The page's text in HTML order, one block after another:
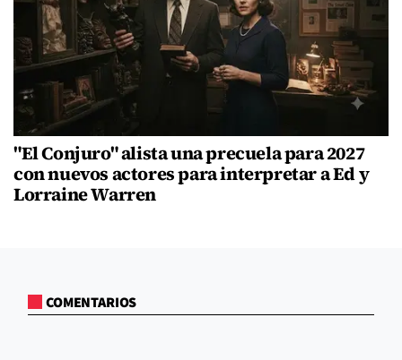
"El Conjuro" alista una precuela para 2027
con nuevos actores para interpretar a Ed y
Lorraine Warren
COMENTARIOS